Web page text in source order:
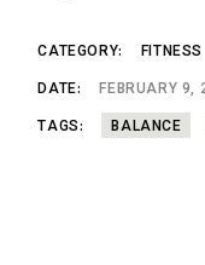
CATEGORY: FITNESS
DATE:
FEBRUARY 9,
TAGS:
BALANCE